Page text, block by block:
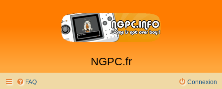
NGPC.fr
FAQ Connexion